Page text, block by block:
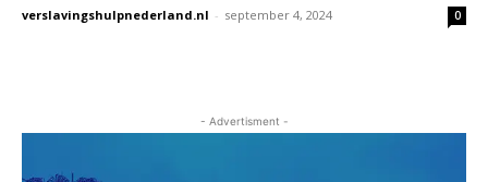
verslavingshulpnederland.nl - september 4, 2024 0
- Advertisment -